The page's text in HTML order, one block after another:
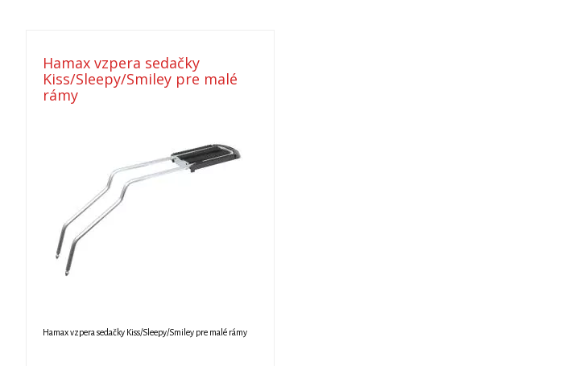
Hamax vzpera sedačky
Kiss/Sleepy/Smiley pre malé
rámy
Hamax vzpera sedačky Kiss/Sleepy/Smiley pre malé rámy